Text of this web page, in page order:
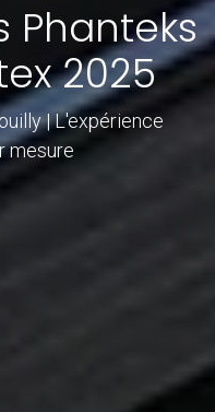
Phanteks
2025
| L'expérience
mesure